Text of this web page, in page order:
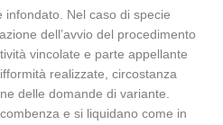
infondato. Nel caso di specie
dell’avvio del procedimento
vincolate e parte appellante
realizzate, circostanza
delle domande di variante.
e si liquidano come in